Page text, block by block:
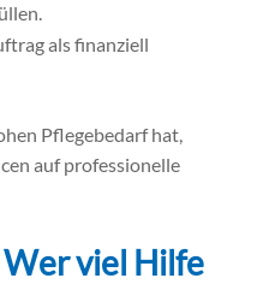
als finanziell
Pflegebedarf hat,
auf professionelle
Wer viel Hilfe